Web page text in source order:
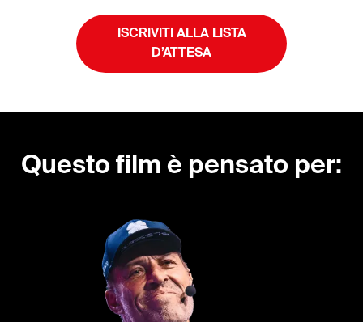
ISCRIVITI ALLA LISTA
D’ATTESA
Questo film è pensato per: